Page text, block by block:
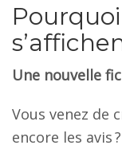
Une nouvelle
Vous venez de
encore les avis